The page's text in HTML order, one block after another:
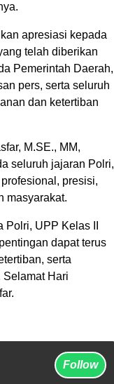
apresiasi kepada
telah diberikan
Pemerintah Daerah,
pers, serta seluruh
dan ketertiban
M.SE., MM,
seluruh jajaran Polri,
presisi,
masyarakat.
UPP Kelas II
dapat terus
serta
Hari
Follow